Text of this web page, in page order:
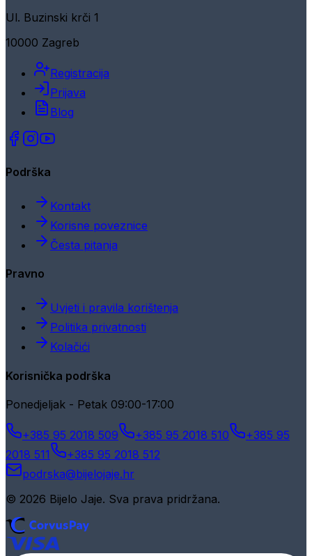
Ul. Buzinski krči 1
10000 Zagreb
Registracija
Prijava
Blog
Podrška
Kontakt
Korisne poveznice
Česta pitanja
Pravno
Uvjeti i pravila korištenja
Politika privatnosti
Kolačići
Korisnička podrška
Ponedjeljak - Petak 09:00-17:00
+385 95 2018 509 +385 95 2018 510
+385 95
2018 511
+385 95 2018 512
podrska@bijelojaje.hr
© 2026 Bijelo Jaje. Sva prava pridržana.